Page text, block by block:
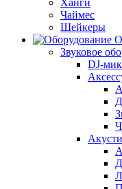
Ханги
Чаймес
Шейкеры
Звуковое
DJ-